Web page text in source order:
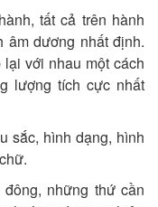
tất cả trên hành
âm dương nhất định.
với nhau một cách
lượng tích cực nhất
sắc, hình dạng, hình
những thứ cần